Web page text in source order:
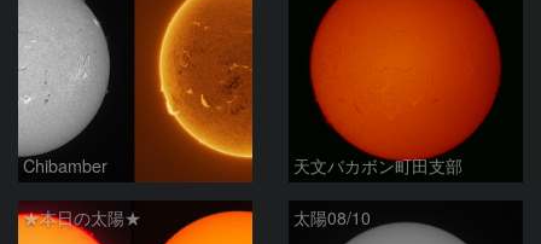
Chibamber 天文バカボン町田支部
★本日の太陽★ 太陽08/10